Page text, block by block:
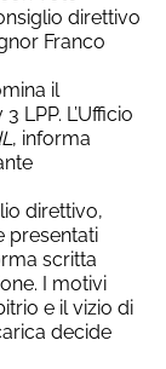
direttivo
Franco
il
LPP. L’Ufficio
, informa
direttivo,
presentati
scritta
I motivi
e il vizio di
decide